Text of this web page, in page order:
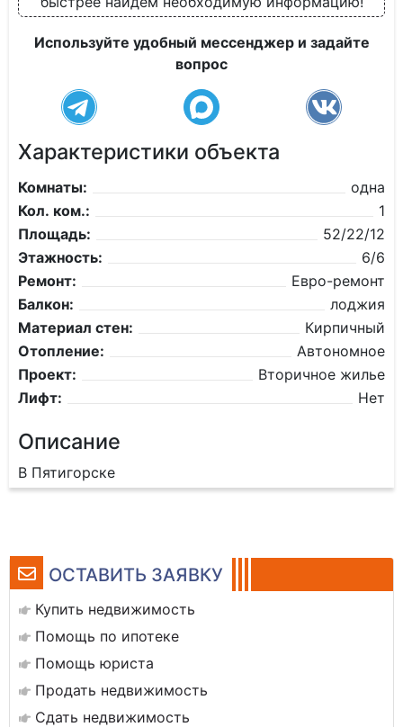
ОСТАВИТЬ ЗАЯВКУ
Купить недвижимость
Помощь по ипотеке
Помощь юриста
Продать недвижимость
Сдать недвижимость
Используйте удобный мессенджер и задайте
вопрос
Характеристики объекта
Комнаты:
одна
Кол. ком.:
1
Площадь:
52/22/12
Этажность:
6/6
Ремонт:
Евро-ремонт
Балкон:
лоджия
Материал стен:
Кирпичный
Отопление:
Автономное
Проект:
Вторичное жилье
Лифт:
Нет
Описание
В Пятигорске